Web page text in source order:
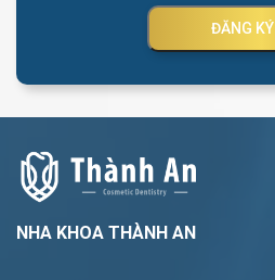
ĐĂNG KÝ
NHA KHOA THÀNH AN